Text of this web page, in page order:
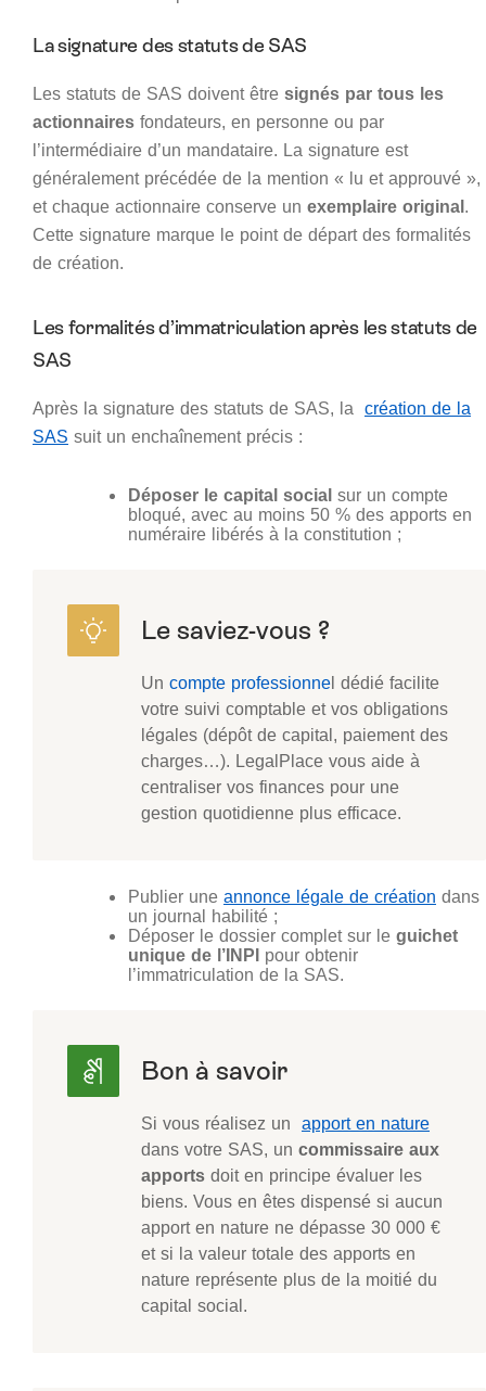
La signature des statuts de SAS
Les statuts de SAS doivent être signés par tous les
actionnaires fondateurs, en personne ou par
l’intermédiaire d’un mandataire. La signature est
généralement précédée de la mention « lu et approuvé »,
et chaque actionnaire conserve un exemplaire original.
Cette signature marque le point de départ des formalités
de création.
Les formalités d’immatriculation après les statuts de
SAS
Après la signature des statuts de SAS, la création de la
SAS suit un enchaînement précis :
Déposer le capital social sur un compte
bloqué, avec au moins 50 % des apports en
numéraire libérés à la constitution ;
Un compte professionnel dédié facilite
votre suivi comptable et vos obligations
légales (dépôt de capital, paiement des
charges…). LegalPlace vous aide à
centraliser vos finances pour une
gestion quotidienne plus efficace.
Publier une annonce légale de création dans
un journal habilité ;
Déposer le dossier complet sur le guichet
unique de l’INPI pour obtenir
l’immatriculation de la SAS.
Si vous réalisez un apport en nature
dans votre SAS, un commissaire aux
apports doit en principe évaluer les
biens. Vous en êtes dispensé si aucun
apport en nature ne dépasse 30 000 €
et si la valeur totale des apports en
nature représente plus de la moitié du
capital social.